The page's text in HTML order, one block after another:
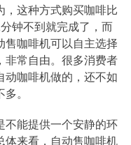
，这种方式购买咖啡比
钟不到就完成了，而
售咖啡机可以自主选择
非常自由。很多消费者
动咖啡机做的，还不如
。
不能提供一个安静的环
体来看，自动售咖啡机